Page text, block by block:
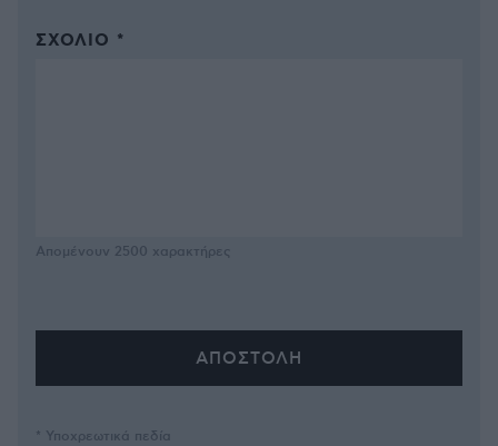
ΣΧΌΛΙΟ *
Απομένουν 2500 χαρακτήρες
* Υποχρεωτικά πεδία